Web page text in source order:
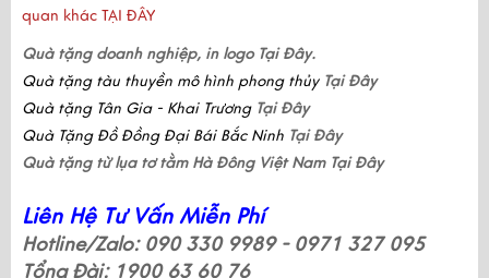
quan khác TẠI ĐÂY
Quà tặng doanh nghiệp, in logo Tại Đây.
Quà tặng tàu thuyền mô hình phong thủy Tại Đây
Quà tặng Tân Gia - Khai Trương Tại Đây
Quà Tặng Đồ Đồng Đại Bái Bắc Ninh Tại Đây
Quà tặng từ lụa tơ tằm Hà Đông Việt Nam Tại Đây
Liên Hệ Tư Vấn Miễn Phí
Hotline/Zalo: 090 330 9989 - 0971 327 095
Tổng Đài: 1900 63 60 76